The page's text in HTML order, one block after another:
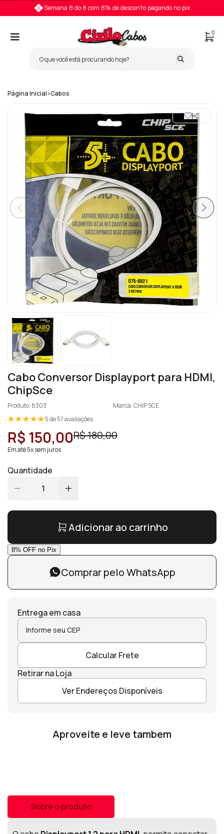
Semana 8 do 8 com 8% de desconto pagando no pix
0
Página Inicial>Cabos
Cabo Conversor Displayport para HDMI,
ChipSce
Produto: 8303
Marca: CHIP SCE
5 de 57 avaliações
R$ 150,00R$ 180,00
Em até 5x sem juros
Quantidade
1
Adicionar ao carrinho
Comprar pelo WhatsApp
Entrega em casa
Calcular Frete
Retirar na Loja
Ver Endereços Disponíveis
Aproveite e leve tambem
Sobre o produto